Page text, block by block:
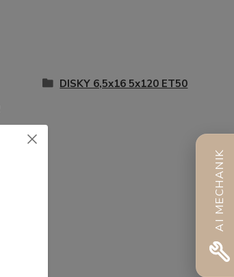
DISKY 6,5x16 5x120 ET50
AI MECHANIK